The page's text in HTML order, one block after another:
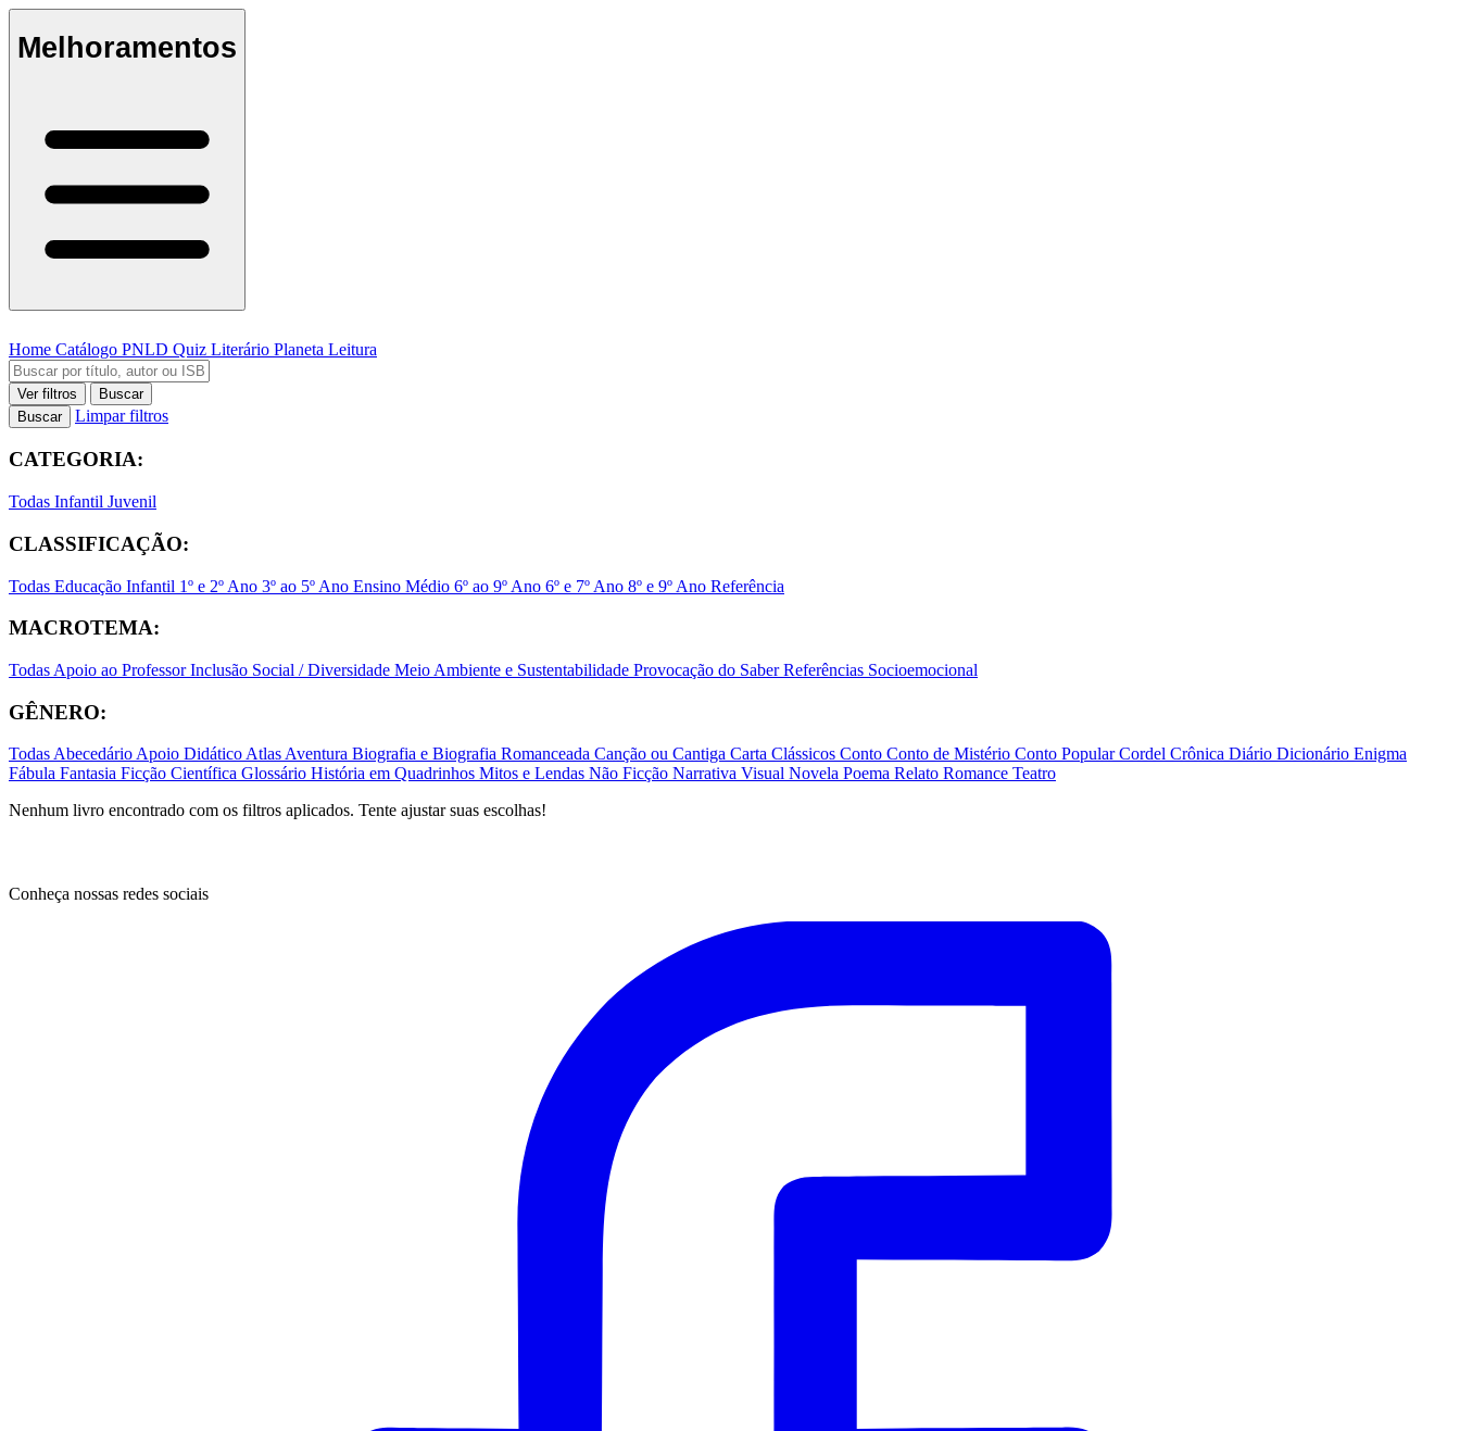
Melhoramentos
Home Catálogo PNLD Quiz Literário Planeta Leitura
Ver filtros
Buscar
Buscar
Limpar filtros
CATEGORIA:
Todas Infantil Juvenil
CLASSIFICAÇÃO:
Todas Educação Infantil 1º e 2º Ano 3º ao 5º Ano Ensino Médio 6º ao 9º Ano 6º e 7º Ano 8º e 9º Ano Referência
MACROTEMA:
Todas Apoio ao ProfessorInclusão Social / Diversidade Meio Ambiente e Sustentabilidade Provocação do SaberReferências Socioemocional
GÊNERO:
TodasAbecedárioApoio DidáticoAtlasAventura Biografia e Biografia Romanceada Canção ou Cantiga Carta Clássicos Conto Conto de Mistério Conto PopularCordel Crônica Diário Dicionário Enigma
Fábula Fantasia Ficção Científica Glossário História em Quadrinhos Mitos e Lendas Não Ficção Narrativa Visual Novela Poema Relato Romance Teatro
Nenhum livro encontrado com os filtros aplicados. Tente ajustar suas escolhas!
Conheça nossas redes sociais